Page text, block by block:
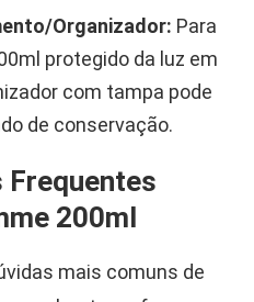
Organizador: Para
protegido da luz em
com tampa pode
de conservação.
Frequentes
200ml
mais comuns de